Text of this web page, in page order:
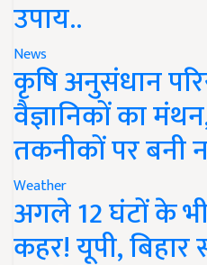
उपाय..
News
कृषि अनुसंधान
वैज्ञानिकों का
तकनीकों पर बनी
Weather
अगले 12 घंटों के
कहर! यूपी,